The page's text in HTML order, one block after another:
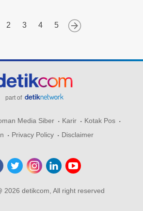
2 3 4 5
part of
Media Siber Karir
Kotak Pos
Privacy Policy Disclaimer
2026 detikcom, All right reserved